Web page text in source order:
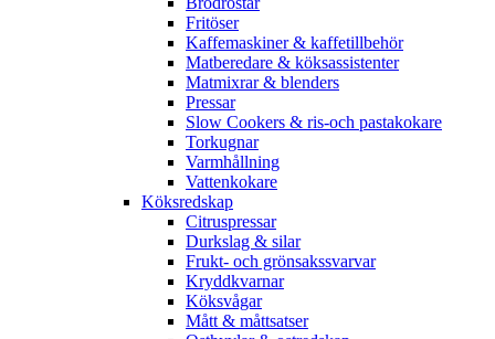
Fritöser
Kaffemaskiner & kaffetillbehör
Matberedare & köksassistenter
Matmixrar & blenders
Pressar
Slow Cookers & ris-och pastakokare
Torkugnar
Varmhållning
Vattenkokare
Köksredskap
Citruspressar
Durkslag & silar
Frukt- och grönsakssvarvar
Kryddkvarnar
Köksvågar
Mått & måttsatser